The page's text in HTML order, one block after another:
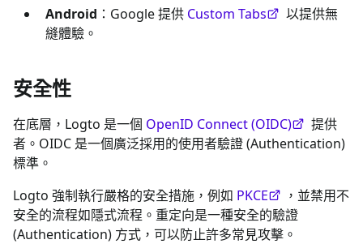
Android ：Google 提供 Custom Tabs
以提供無
縫體驗。
安全性
在底層，Logto 是一個 OpenID Connect (OIDC)
提供
者。OIDC 是一個廣泛採用的使用者驗證 (Authentication)
標準。
Logto 強制執行嚴格的安全措施，例如 PKCE
，並禁用不
安全的流程如隱式流程。重定向是一種安全的驗證
(Authentication) 方式，可以防止許多常見攻擊。